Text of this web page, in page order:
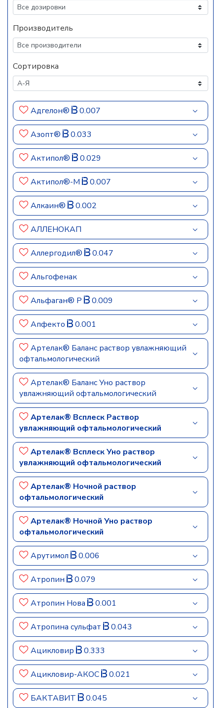
Производитель
Сортировка
Адгелон® 0.007
Азопт® 0.033
Актипол® 0.029
Актипол®-М 0.007
Алкаин® 0.002
АЛЛЕНОКАП
Аллергодил® 0.047
Альгофенак
Альфаган® Р 0.009
Апфекто 0.001
Артелак® Баланс раствор увлажняющий
офтальмологический
Артелак® Баланс Уно раствор
увлажняющий офтальмологический
Артелак® Всплеск Раствор
увлажняющий офтальмологический
Артелак® Всплеск Уно раствор
увлажняющий офтальмологический
Артелак® Ночной раствор
офтальмологический
Артелак® Ночной Уно раствор
офтальмологический
Арутимол 0.006
Атропин 0.079
Атропин Нова 0.001
Атропина сульфат 0.043
Ацикловир 0.333
Ацикловир-АКОС 0.021
БАКТАВИТ 0.045